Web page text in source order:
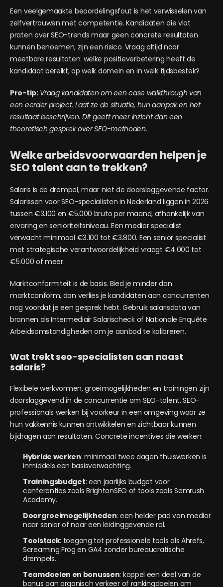
Een veelgemaakte beoordelingsfout is het verwisselen van
zelfvertrouwen met competentie. Kandidaten die vlot
praten over SEO-trends maar geen concrete resultaten
kunnen benoemen, zijn een risico. Vraag altijd naar
meetbare resultaten: welke positieverbetering heeft de
kandidaat bereikt, op welk domein en in welk tijdsbestek?
Pro-tip: Vraag kandidaten om een case walkthrough van
een eerder project. Laat ze de situatie, hun aanpak en het
resultaat beschrijven. Dit geeft meer inzicht dan een
theoretisch gesprek over SEO-methoden.
Welke arbeidsvoorwaarden helpen je
SEO talent aan te trekken?
Salaris is de drempel, maar niet de doorslaggevende factor.
Salarissen voor SEO-specialisten in Nederland liggen in 2026
tussen €3.100 en €5.000 bruto per maand, afhankelijk van
ervaring en senioriteitsniveau. Een medior specialist
verwacht minimaal €3.100 tot €3.800. Een senior specialist
met strategische verantwoordelijkheid vraagt €4.000 tot
€5.000 of meer.
Marktconformiteit is de basis. Bied je minder dan
marktconform, dan verlies je kandidaten aan concurrenten
nog voordat je een gesprek hebt. Gebruik salarisdata van
bronnen als Intermediair Salarischeck of Nationale Enquête
Arbeidsomstandigheden om je aanbod te kalibreren.
Wat trekt seo-specialisten aan naast
salaris?
Flexibele werkvormen, groeimogelijkheden en trainingen zijn
doorslaggevend in de concurrentie om SEO-talent. SEO-
professionals werken bij voorkeur in een omgeving waar ze
hun vakkennis kunnen ontwikkelen en zichtbaar kunnen
bijdragen aan resultaten. Concrete incentives die werken:
Hybride werken: minimaal twee dagen thuiswerken is
inmiddels een basisverwachting.
Trainingsbudget: een jaarlijks budget voor
conferenties zoals BrightonSEO of tools zoals Semrush
Academy.
Doorgroeimogelijkheden: een helder pad van medior
naar senior of naar een leidinggevende rol.
Toolstack: toegang tot professionele tools als Ahrefs,
Screaming Frog en GA4 zonder bureaucratische
drempels.
Teamdoelen en bonussen: koppel een deel van de
bonus aan organisch verkeer of rankingdoelen om